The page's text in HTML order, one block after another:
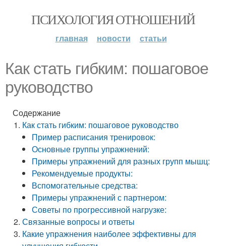
ПСИХОЛОГИЯ ОТНОШЕНИЙ
главная новости статьи
Как стать гибким: пошаговое
руководство
Содержание
Как стать гибким: пошаговое руководство
Пример расписания тренировок:
Основные группы упражнений:
Примеры упражнений для разных групп мышц:
Рекомендуемые продукты:
Вспомогательные средства:
Примеры упражнений с партнером:
Советы по прогрессивной нагрузке:
Связанные вопросы и ответы
Какие упражнения наиболее эффективны для